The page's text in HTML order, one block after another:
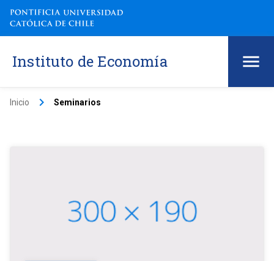
Instituto de Economía
Inicio keyboard_arrow_right Seminarios